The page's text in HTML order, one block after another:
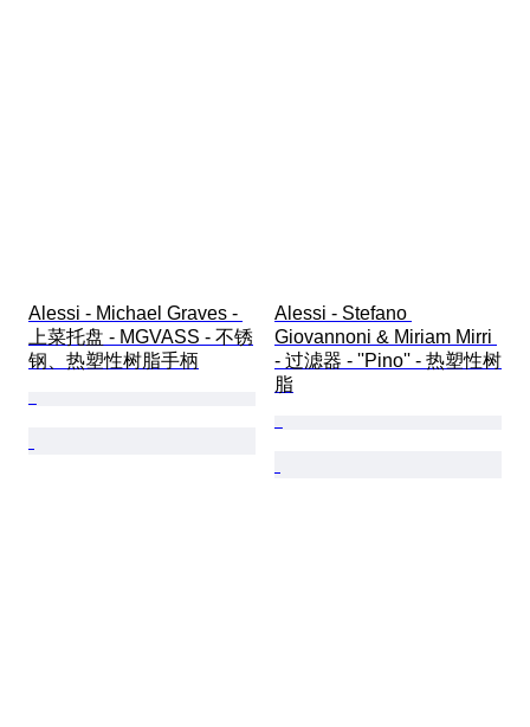
Alessi - Michael Graves -
上菜托盘 - MGVASS - 不锈
钢、热塑性树脂手柄
Alessi - Stefano
Giovannoni & Miriam Mirri
- 过滤器 - ''Pino'' - 热塑性树
脂